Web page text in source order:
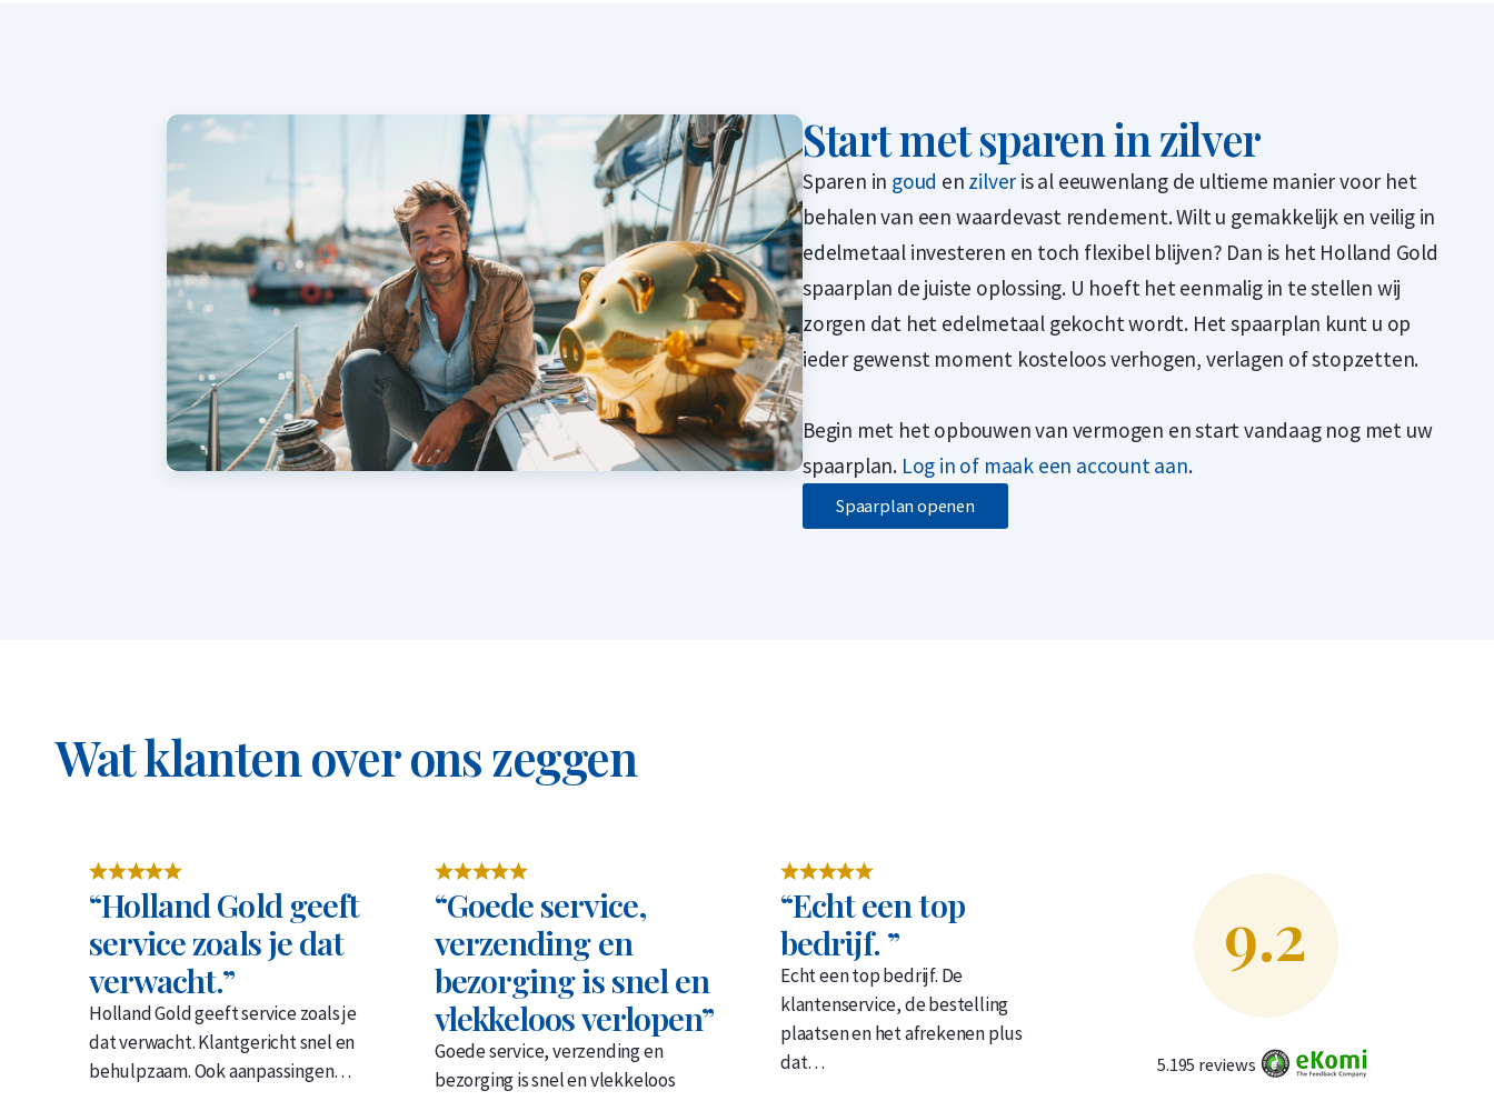
Start met sparen in zilver
Sparen in goud en zilveris al eeuwenlang de ultieme manier voor het
behalen van een waardevast rendement. Wilt u gemakkelijk en veilig in
edelmetaal investeren en toch flexibel blijven? Dan is het Holland Gold
spaarplan de juiste oplossing. U hoeft het eenmalig in te stellen wij
zorgen dat het edelmetaal gekocht wordt. Het spaarplan kunt u op
ieder gewenst moment kosteloos verhogen, verlagen of stopzetten.
Begin met het opbouwen van vermogen en start vandaag nog met uw
spaarplan. Log in of maak een account aan.
Spaarplan openen
Wat klanten over ons zeggen
“Holland Gold geeft
service zoals je dat
verwacht.”
Holland Gold geeft service zoals je
dat verwacht. Klantgericht snel en
behulpzaam. Ook aanpassingen…
“Goede service,
verzending en
bezorging is snel en
vlekkeloos verlopen”
Goede service, verzending en
bezorging is snel en vlekkeloos
“Echt een top
bedrijf. ”
Echt een top bedrijf. De
klantenservice, de bestelling
plaatsen en het afrekenen plus
dat…
9.2
5.195 reviews